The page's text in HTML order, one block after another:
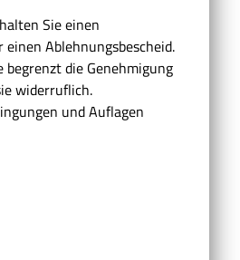
Sie einen
einen Ablehnungsbescheid.
begrenzt die Genehmigung
widerruflich.
und Auflagen